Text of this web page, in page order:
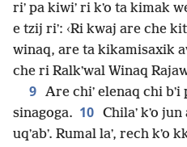
riʼ pa kiwiʼ ri kʼo ta kimak
e tzij riʼ: ‹Ri kwaj are che
winaq, are ta kikamisaxik
che ri Ralkʼwal Winaq
9 Are chiʼ elenaq chi
sinagoga. 10 Chilaʼ kʼo
uqʼabʼ. Rumal laʼ, rech kʼo